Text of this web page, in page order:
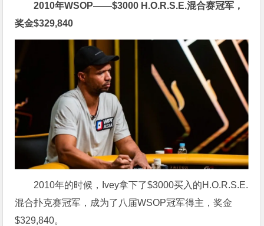
2010年WSOP——$3000 H.O.R.S.E.混合赛冠军，
奖金$329,840
2010年的时候，Ivey拿下了$3000买入的H.O.R.S.E.
混合扑克赛冠军，成为了八届WSOP冠军得主，奖金
$329,840。